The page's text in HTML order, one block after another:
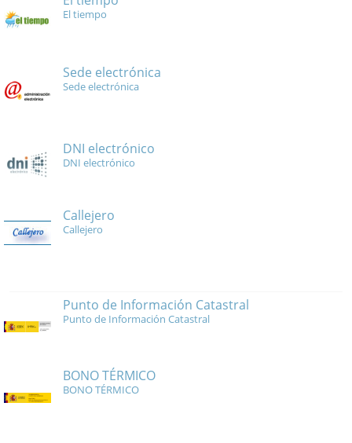
El tiempo
Sede electrónica
Sede electrónica
DNI electrónico
DNI electrónico
Callejero
Callejero
Punto de Información Catastral
Punto de Información Catastral
BONO TÉRMICO
BONO TÉRMICO